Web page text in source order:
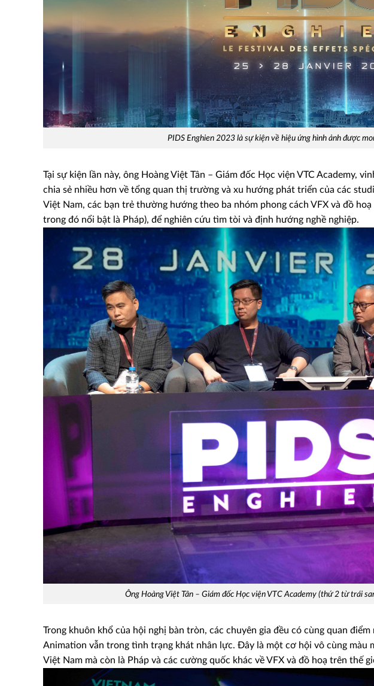
PIDS Enghien 2023 là sự kiện về hiệu ứng hình ảnh được
Tại sự kiện lần này, ông Hoàng Việt Tân – Giám đốc Học viện VTC Academy,
chia sẻ nhiều hơn về tổng quan thị trường và xu hướng phát triển của các
Việt Nam, các bạn trẻ thường hướng theo ba nhóm phong cách VFX và đồ
trong đó nổi bật là Pháp), để nghiên cứu tìm tòi và định hướng nghề nghiệp.
Ông Hoàng Việt Tân – Giám đốc Học viện VTC Academy (thứ 2 từ trái
Trong khuôn khổ của hội nghị bàn tròn, các chuyên gia đều có cùng quan
Animation vẫn trong tình trạng khát nhân lực. Đây là một cơ hội vô cùng màu
Việt Nam mà còn là Pháp và các cường quốc khác về VFX và đồ hoạ trên thế